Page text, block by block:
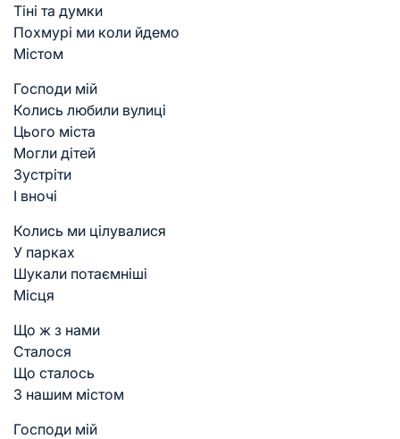
Тіні та думки
Похмурі ми коли йдемо
Містом
Господи мій
Колись любили вулиці
Цього міста
Могли дітей
Зустріти
І вночі
Колись ми цілувалися
У парках
Шукали потаємніші
Місця
Що ж з нами
Сталося
Що сталось
З нашим містом
Господи мій